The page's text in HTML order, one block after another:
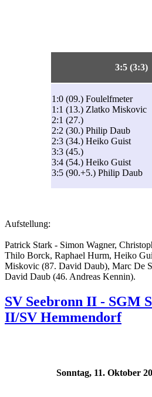
3:5 (3:3)
1:0 (09.) Foulelfmeter
1:1 (13.) Zlatko Miskovic
2:1 (27.)
2:2 (30.) Philip Daub
2:3 (34.) Heiko Guist
3:3 (45.)
3:4 (54.) Heiko Guist
3:5 (90.+5.) Philip Daub
Aufstellung:
Patrick Stark - Simon Wagner,
Thilo Borck, Raphael Hurm, Heiko
Miskovic (87. David Daub), Marc De
David Daub (46. Andreas Kennin).
SV Seebronn II - SGM
II/SV Hemmendorf
Sonntag, 11. Oktober